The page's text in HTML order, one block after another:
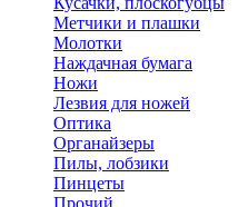
Метчики и плашки
Молотки
Наждачная бумага
Ножи
Лезвия для ножей
Оптика
Органайзеры
Пилы, лобзики
Пинцеты
Прочий